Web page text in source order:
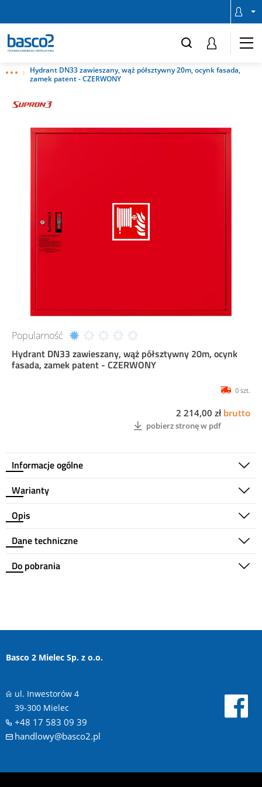
Hydrant DN33 zawieszany, wąż półsztywny 20m, ocynk fasada,
zamek patent - CZERWONY
Popularność
Hydrant DN33 zawieszany, wąż półsztywny 20m, ocynk
fasada, zamek patent - CZERWONY
Informacje ogólne
0 szt.
2 214,00 zł brutto
pobierz stronę w pdf
Warianty
Opis
Dane techniczne
Do pobrania
Basco 2 Mielec Sp. z o.o.
ul. Inwestorów 4
39-300 Mielec
+48 17 583 09 39
handlowy@basco2.pl